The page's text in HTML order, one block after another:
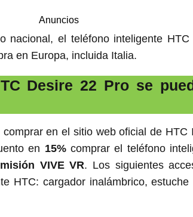
Anuncios
nacional, el teléfono inteligente
en Europa, incluida Italia.
Desire 22 Pro se
en el sitio web oficial de HTC
en 15%comprar el teléfono
VIVE VR. Los siguientes
HTC: cargador inalámbrico,